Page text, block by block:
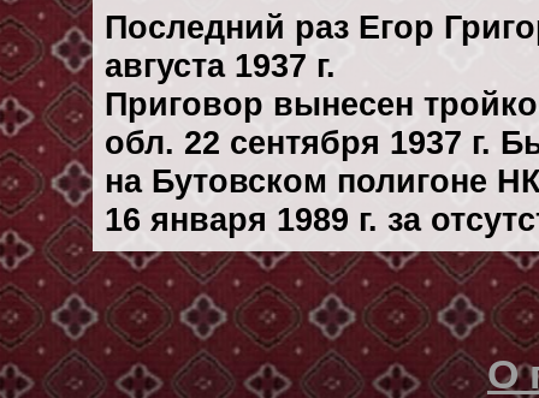
Последний раз Егор
августа 1937 г.
Приговор вынесен
обл. 22 сентября 1937 г.
на Бутовском полигоне
16 января 1989 г. за
О